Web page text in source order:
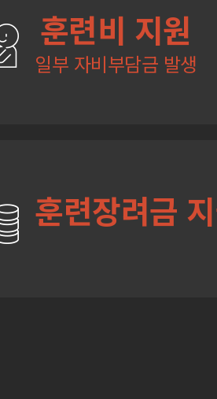
훈련비 지원
일부 자비부담금 발생
훈련장려금